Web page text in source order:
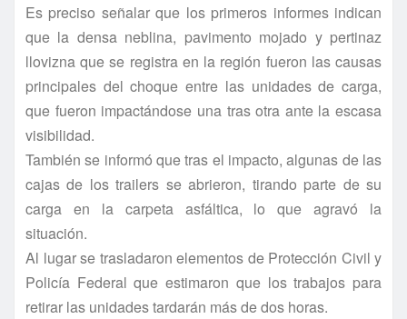
Es preciso señalar que los primeros informes indican
que la densa neblina, pavimento mojado y pertinaz
llovizna que se registra en la región fueron las causas
principales del choque entre las unidades de carga,
que fueron impactándose una tras otra ante la escasa
visibilidad.
También se informó que tras el impacto, algunas de las
cajas de los trailers se abrieron, tirando parte de su
carga en la carpeta asfáltica, lo que agravó la
situación.
Al lugar se trasladaron elementos de Protección Civil y
Policí­a Federal que estimaron que los trabajos para
retirar las unidades tardarán más de dos horas.